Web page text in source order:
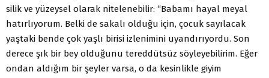
silik ve yüzeysel olarak nitelenebilir: “Babamı hayal meyal
hatırlıyorum. Belki de sakalı olduğu için, çocuk sayılacak
yaştaki bende çok yaşlı birisi izlenimini uyandırıyordu. Son
derece şık bir bey olduğunu tereddütsüz söyleyebilirim. Eğer
ondan aldığım bir şeyler varsa, o da kesinlikle giyim